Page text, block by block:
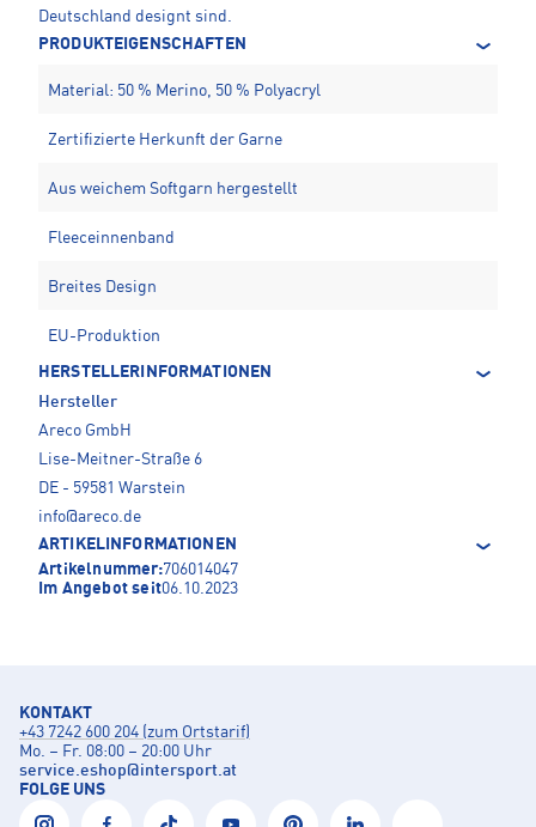
Deutschland designt sind.
PRODUKTEIGENSCHAFTEN
Material: 50 % Merino, 50 % Polyacryl
Zertifizierte Herkunft der Garne
Aus weichem Softgarn hergestellt
Fleeceinnenband
Breites Design
EU-Produktion
HERSTELLERINFORMATIONEN
Hersteller
Areco GmbH
Lise-Meitner-Straße 6
DE - 59581 Warstein
info@areco.de
ARTIKELINFORMATIONEN
Artikelnummer:706014047
Im Angebot seit06.10.2023
KONTAKT
+43 7242 600 204 (zum Ortstarif)
Mo. – Fr. 08:00 – 20:00 Uhr
service.eshop@intersport.at
FOLGE UNS